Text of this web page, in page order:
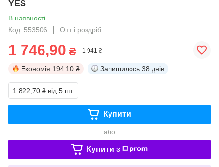
YES
В наявності
Код: 553506
Опт і роздріб
1 746,90 ₴ 1 941 ₴
Економія 194.10 ₴ Залишилось 38 днів
1 822,70 ₴ від 5 шт.
Купити
або
Купити з